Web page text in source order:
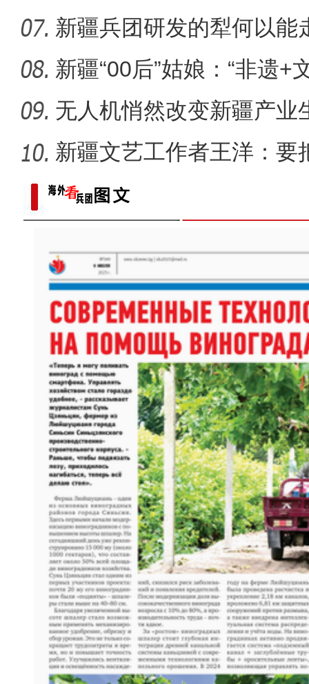
汇见证
新疆兵团研发的犁何以能
新疆“00后”姑娘：“非遗+
无人机悄然改变新疆产业
新疆文艺工作者王洋：要
多人听